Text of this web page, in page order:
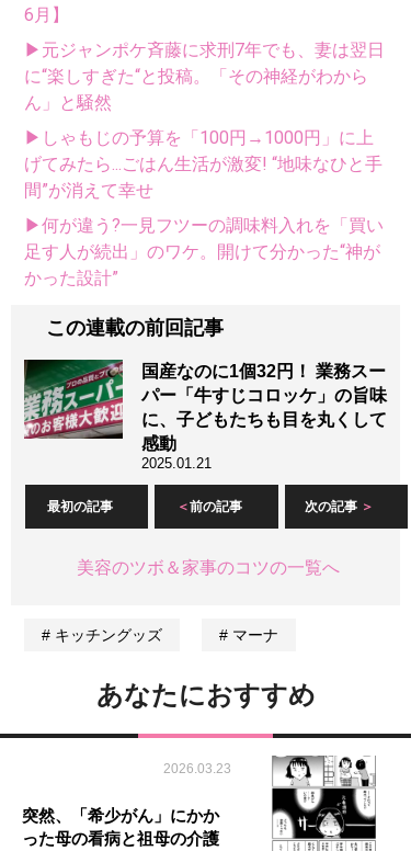
6月】
▶元ジャンポケ斉藤に求刑7年でも、妻は翌日
に“楽しすぎた“と投稿。「その神経がわから
ん」と騒然
▶しゃもじの予算を「100円→1000円」に上
げてみたら...ごはん生活が激変! “地味なひと手
間”が消えて幸せ
▶何が違う?一見フツーの調味料入れを「買い
足す人が続出」のワケ。開けて分かった“神が
かった設計”
この連載の前回記事
国産なのに1個32円！ 業務スー
パー「牛すじコロッケ」の旨味
に、子どもたちも目を丸くして
感動
2025.01.21
最初の記事 前の記事 次の記事
美容のツボ＆家事のコツの一覧へ
キッチングッズ マーナ
あなたにおすすめ
2026.03.23
突然、「希少がん」にかか
った母の看病と祖母の介護